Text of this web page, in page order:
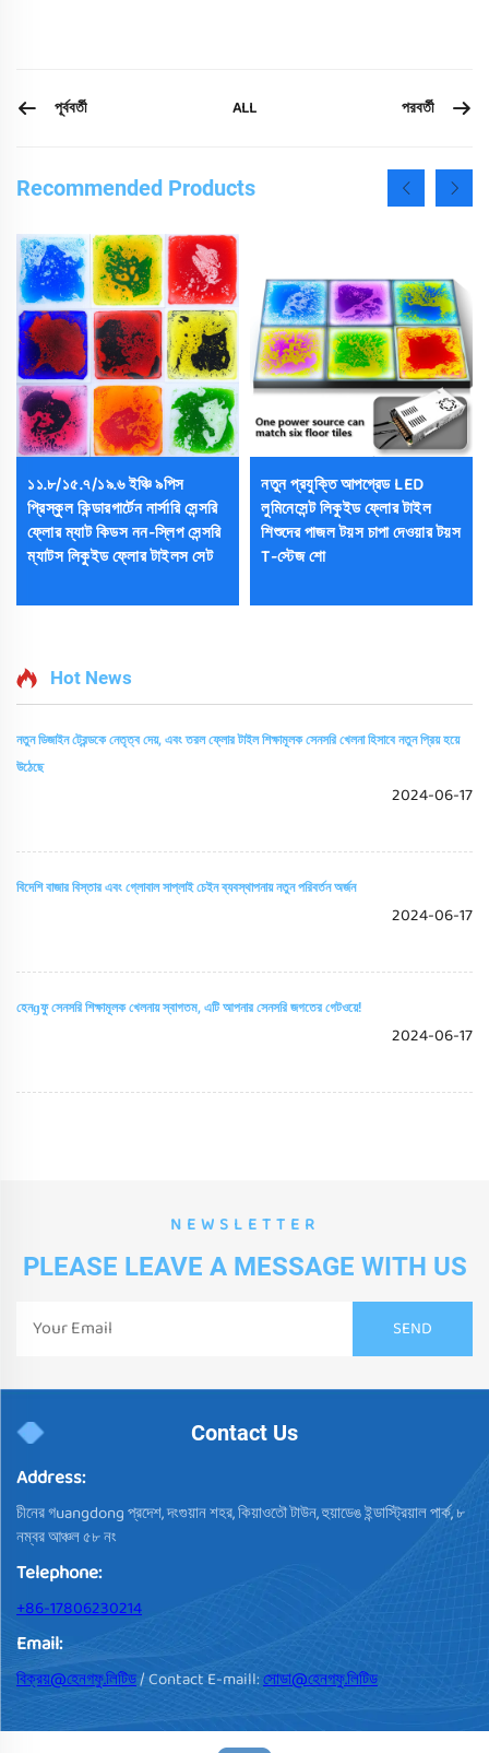
পূর্ববর্তী ALL পরবর্তী
Recommended Products
১১.৮/১৫.৭/১৯.৬ ইঞ্চি ৯পিস
প্রিস্কুল কিন্ডারগার্টেন নার্সারি সেন্সরি
ফ্লোর ম্যাট কিডস নন-স্লিপ সেন্সরি
ম্যাটস লিকুইড ফ্লোর টাইলস সেট
নতুন প্রযুক্তি আপগ্রেড LED
লুমিনেসেন্ট লিকুইড ফ্লোর টাইল
শিশুদের পাজল টয়স চাপা দেওয়ার টয়স
T-স্টেজ শো
Hot News
নতুন ডিজাইন ট্রেন্ডকে নেতৃত্ব দেয়, এবং তরল ফ্লোর টাইল শিক্ষামূলক সেনসরি খেলনা হিসাবে নতুন প্রিয় হয়ে
উঠেছে
2024-06-17
বিদেশি বাজার বিস্তার এবং গ্লোবাল সাপ্লাই চেইন ব্যবস্থাপনায় নতুন পরিবর্তন অর্জন
2024-06-17
হেনɡফু সেনসরি শিক্ষামূলক খেলনায় স্বাগতম, এটি আপনার সেনসরি জগতের গেটওয়ে!
2024-06-17
NEWSLETTER
PLEASE LEAVE A MESSAGE WITH US
Contact Us
Address:
চীনের গuangdong প্রদেশ, দংগুয়ান শহর, কিয়াওতৌ টাউন, হুয়াডেঙ ইন্ডাস্ট্রিয়াল পার্ক, ৮
নম্বর আঞ্চল ৫৮ নং
Telephone:
+86-17806230214
Email:
বিক্রয়@হেনগফু.লিটিড/ Contact E-maill:সোডা@হেনগফু.লিটিড